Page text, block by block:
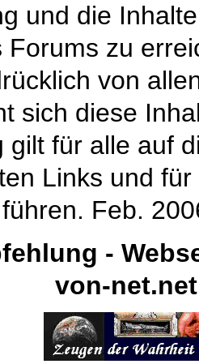
und die
Forums zu
von
sich diese
gilt für alle auf
Links und
Feb.
-
von-net.net